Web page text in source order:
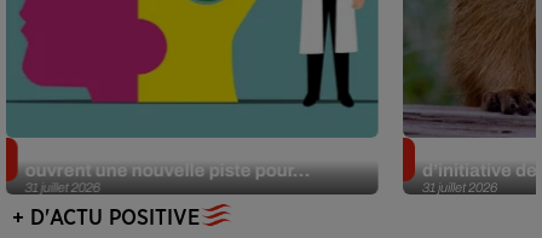
31 juillet 2026
ouvrent une nouvelle piste pour...
31 juillet 2026
d’initiative
+ D'ACTU POSITIVE